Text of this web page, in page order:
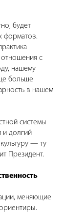
будет
форматов.
с
нашему
больше
в нашем
системы
и долгий
— ту
Президент.
меняющие